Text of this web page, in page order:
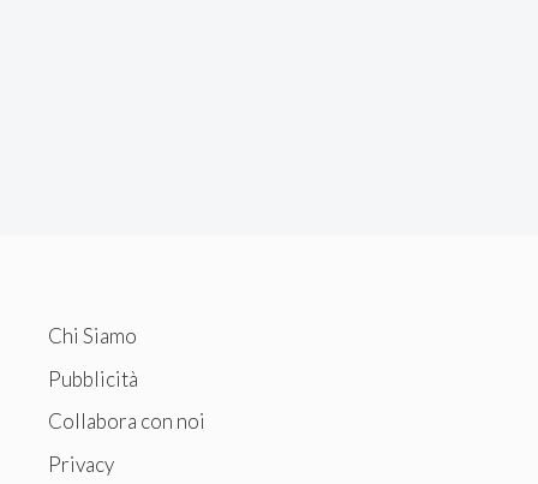
Chi Siamo
Pubblicità
Collabora con noi
Privacy